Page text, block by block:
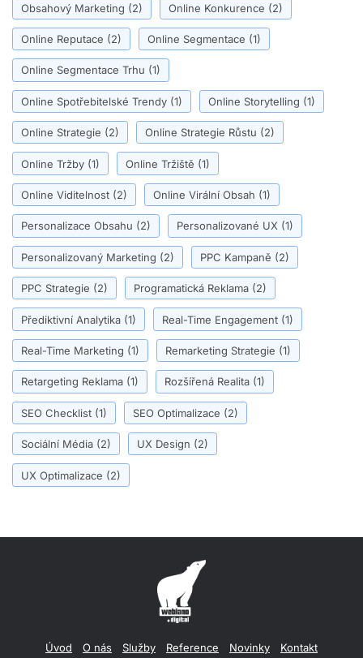
Obsahový Marketing (2) Online Konkurence (2)
Online Reputace (2) Online Segmentace (1)
Online Segmentace Trhu (1)
Online Spotřebitelské Trendy (1) Online Storytelling (1)
Online Strategie (2) Online Strategie Růstu (2)
Online Tržby (1) Online Tržiště (1)
Online Viditelnost (2) Online Virální Obsah (1)
Personalizace Obsahu (2) Personalizované UX (1)
Personalizovaný Marketing (2) PPC Kampaně (2)
PPC Strategie (2) Programatická Reklama (2)
Přediktivní Analytika (1) Real-Time Engagement (1)
Real-Time Marketing (1) Remarketing Strategie (1)
Retargeting Reklama (1) Rozšířená Realita (1)
SEO Checklist (1) SEO Optimalizace (2)
Sociální Média (2) UX Design (2)
UX Optimalizace (2)
Úvod O nás Služby Reference Novinky Kontakt